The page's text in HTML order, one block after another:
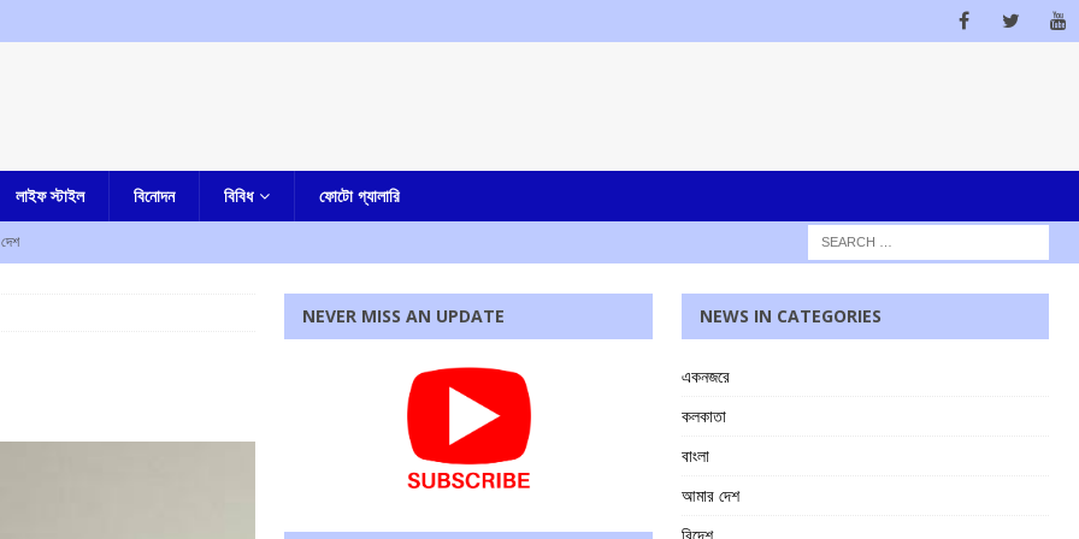
লাইফ স্টাইল বিনোদন বিবিধ ফোটো গ্যালারি
পেতে চলেছে কলকাতা হাইকোর্ট, রবীন্দ্র বিঠ্ঠলরাও ঘুগের নাম সুপারিশ করল সুপ্রিম কোর্টের কলেজিয়াম
নয়, দাবি করে ঘটনার নিন্দা শমীক ভট্টাচার্যর
আমার বাংলা
বিক্ষোভ
উত্তেজনা ডোমজুর এলাকায়..
NEVER MISS AN UPDATE NEWS IN CATEGORIES
একনজরে
কলকাতা
বাংলা
আমার দেশ